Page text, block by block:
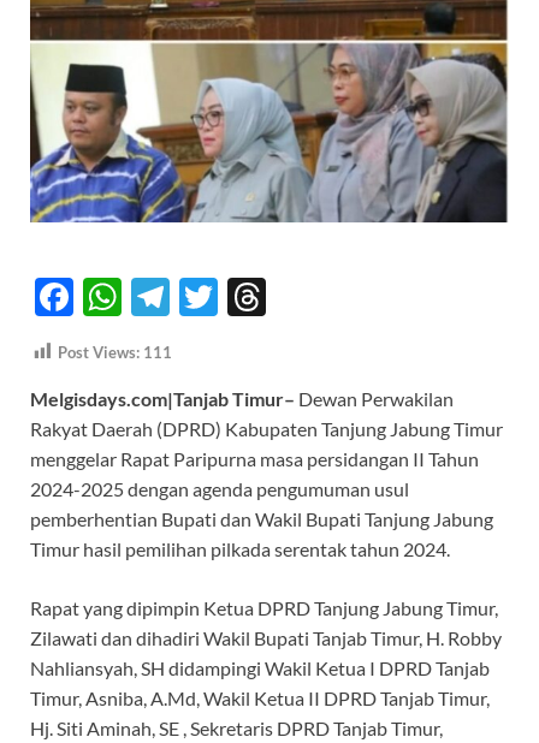
F
ac
e
b
o
o
k
W
at
s
A
p
p
T
e
gr
a
m
T
er a
ds
Post Views: 111
Melgisdays.com|Tanjab Timur– Dewan Perwakilan
Rakyat Daerah (DPRD) Kabupaten Tanjung Jabung Timur
menggelar Rapat Paripurna masa persidangan II Tahun
2024-2025 dengan agenda pengumuman usul
pemberhentian Bupati dan Wakil Bupati Tanjung Jabung
Timur hasil pemilihan pilkada serentak tahun 2024.
Rapat yang dipimpin Ketua DPRD Tanjung Jabung Timur,
Zilawati dan dihadiri Wakil Bupati Tanjab Timur, H. Robby
Nahliansyah, SH didampingi Wakil Ketua I DPRD Tanjab
Timur, Asniba, A.Md, Wakil Ketua II DPRD Tanjab Timur,
Hj. Siti Aminah, SE , Sekretaris DPRD Tanjab Timur,